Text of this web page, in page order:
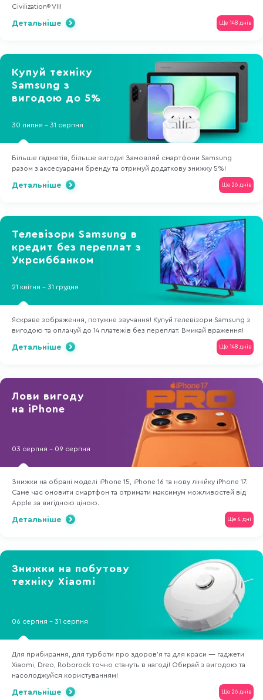
Civilization® VII!
Ще 148 днів
Детальніше
Купуй техніку
Samsung з
вигодою до 5%
30 липня - 31 серпня
Більше гаджетів, більше вигоди! Замовляй смартфони Samsung
разом з аксесуарами бренду та отримуй додаткову знижку 5%!
Ще 26 днів
Детальніше
Телевізори Samsung в
кредит без переплат з
Укрсиббанком
21 квітня - 31 грудня
Яскраве зображення, потужне звучання! Купуй телевізори Samsung з
вигодою та оплачуй до 14 платежів без переплат. Вмикай враження!
Ще 148 днів
Детальніше
Лови вигоду
на iPhone
03 серпня - 09 серпня
Знижки на обрані моделі iPhone 15, iPhone 16 та нову лінійку iPhone 17.
Саме час оновити смартфон та отримати максимум можливостей від
Apple за вигідною ціною.
Ще 4 дні
Детальніше
Знижки на побутову
техніку Xiaomi
06 серпня - 31 серпня
Для прибирання, для турботи про здоров'я та для краси — гаджети
Xiaomi, Dreo, Roborock точно стануть в нагоді! Обирай з вигодою та
насолоджуйся користуванням!
Ще 26 днів
Детальніше